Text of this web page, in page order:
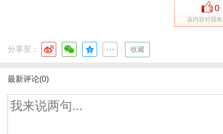
0
该内容对我
分享至： 收藏
最新评论(0)